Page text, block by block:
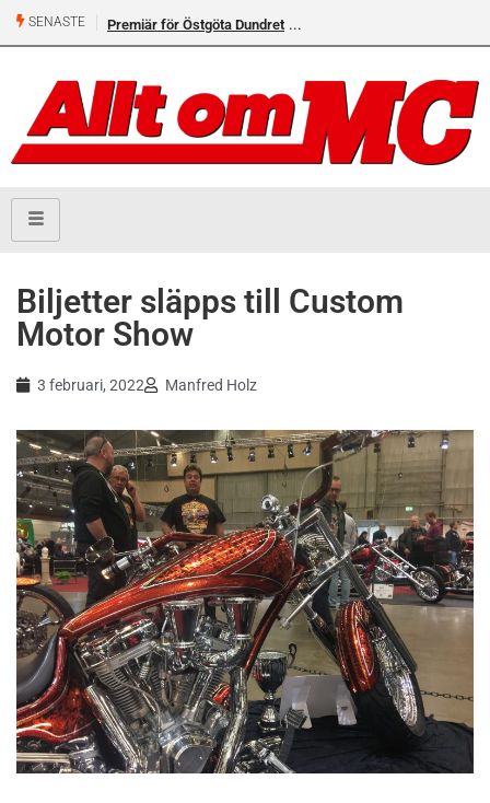
SENASTE Premiär för Östgöta Dundret
Biljetter släpps till Custom
Motor Show
3 februari, 2022 Manfred Holz